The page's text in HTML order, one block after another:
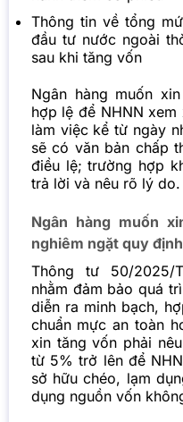
Thông tin về tổng
đầu tư nước ngoài
sau khi tăng vốn
Ngân hàng muốn
hợp lệ để NHNN
làm việc kể từ ngày
sẽ có văn bản chấp
điều lệ; trường hợp
trả lời và nêu rõ lý do.
Ngân hàng muốn
nghiêm ngặt quy định
Thông tư 50/2025/
nhằm đảm bảo quá
diễn ra minh bạch,
chuẩn mực an toàn
xin tăng vốn phải
từ 5% trở lên để
sở hữu chéo, lạm
dụng nguồn vốn